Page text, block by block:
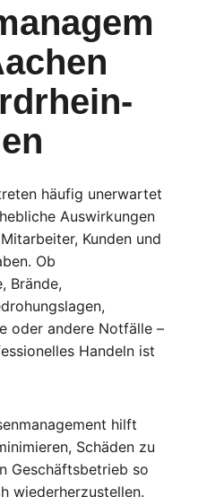
häufig unerwartet
Auswirkungen
Kunden und
Ob
Brände,
oder andere Notfälle –
Handeln ist
hilft
Schäden zu
Geschäftsbetrieb so
wiederherzustellen.